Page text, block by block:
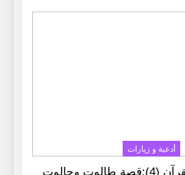
أدعية و زيارات
سلسلة قصص القرآن (4):قصة طالوت وجالوت